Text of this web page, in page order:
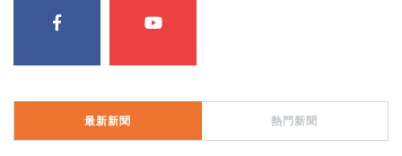
最新新聞 熱門新聞